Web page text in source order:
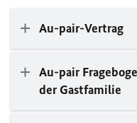
Au-pair-Vertrag
Au-pair
der Gastfamilie